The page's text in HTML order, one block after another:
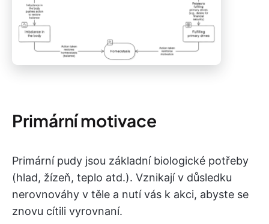
Primární motivace
Primární pudy jsou základní biologické potřeby
(hlad, žízeň, teplo atd.). Vznikají v důsledku
nerovnováhy v těle a nutí vás k akci, abyste se
znovu cítili vyrovnaní.